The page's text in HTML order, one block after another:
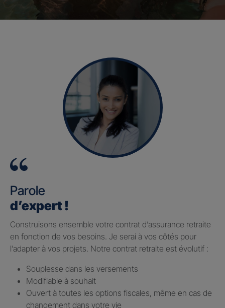
Parole
d’expert !
Construisons ensemble votre contrat d’assurance retraite
en fonction de vos besoins. Je serai à vos côtés pour
l’adapter à vos projets. Notre contrat retraite est évolutif :
Souplesse dans les versements
Modifiable à souhait
Ouvert à toutes les options fiscales, même en cas de
changement dans votre vie